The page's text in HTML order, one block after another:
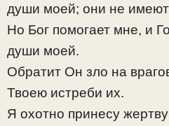
души моей; они не
Но Бог помогает мне, и
души моей.
Обратит Он зло на
Твоею истреби их.
Я охотно принесу